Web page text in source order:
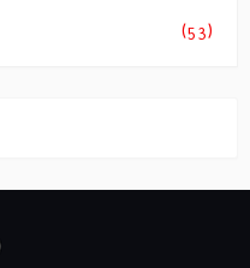
(53)